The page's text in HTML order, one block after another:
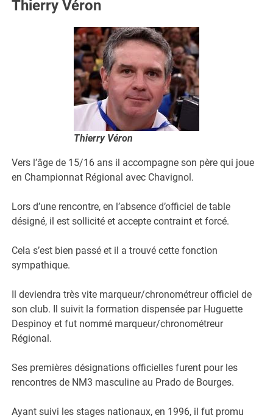
Thierry Véron
Thierry Véron
Vers l’âge de 15/16 ans il accompagne son père qui joue
en Championnat Régional avec Chavignol.
Lors d’une rencontre, en l’absence d’officiel de table
désigné, il est sollicité et accepte contraint et forcé.
Cela s’est bien passé et il a trouvé cette fonction
sympathique.
Il deviendra très vite marqueur/chronométreur officiel de
son club. Il suivit la formation dispensée par Huguette
Despinoy et fut nommé marqueur/chronométreur
Régional.
Ses premières désignations officielles furent pour les
rencontres de NM3 masculine au Prado de Bourges.
Ayant suivi les stages nationaux, en 1996, il fut promu